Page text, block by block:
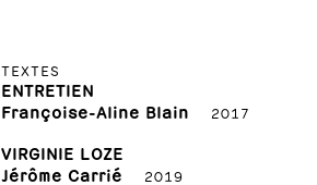
TEXTES
ENTRETIEN
Françoise-Aline Blain
2017
VIRGINIE LOZE
Jérôme Carrié
2019